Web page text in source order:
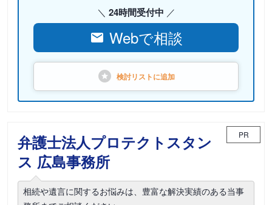
24時間受付中
Webで相談
検討リストに追加
弁護士法人プロテクトスタン
ス 広島事務所
PR
相続や遺言に関するお悩みは、豊富な解決実績のある当事